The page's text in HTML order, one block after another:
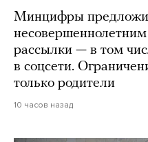
Минцифры
рассылки — в том
в соцсети.
только родители
10 часов назад